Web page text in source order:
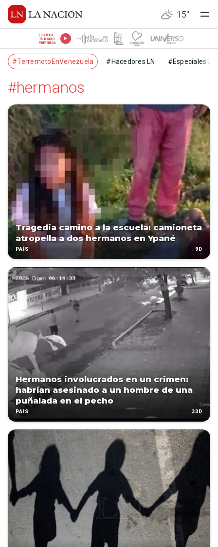
15°
ESCUCHÁ
TU RADIO
PREFERIDA
#TerremotoEnVenezuela #Hacedores LN #Especiales LN
#hermanos
Tragedia camino a la escuela: camioneta
atropella a dos hermanos en Ypané
PAÍS 9D
Hermanos involucrados en un crimen:
habrían asesinado a un hombre de una
puñalada en el pecho
PAÍS 33D